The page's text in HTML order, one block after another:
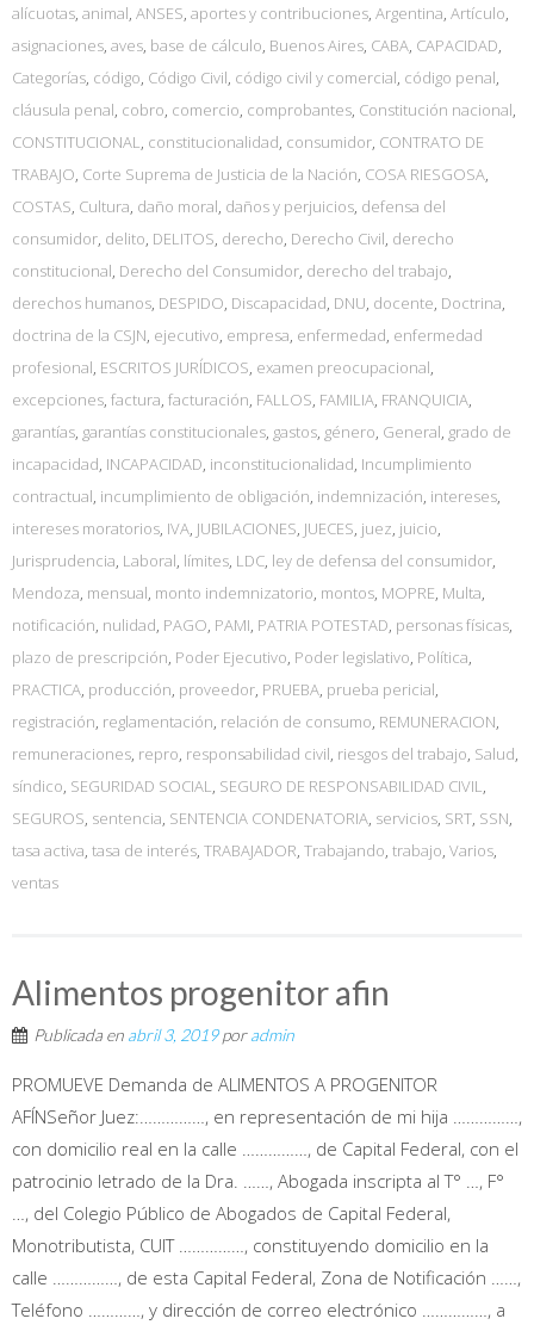
alícuotas, animal, ANSES, aportes y contribuciones, Argentina, Artículo,
asignaciones, aves, base de cálculo, Buenos Aires, CABA, CAPACIDAD,
Categorías, código, Código Civil, código civil y comercial, código penal,
cláusula penal, cobro, comercio, comprobantes, Constitución nacional,
CONSTITUCIONAL, constitucionalidad, consumidor, CONTRATO DE
TRABAJO, Corte Suprema de Justicia de la Nación, COSA RIESGOSA,
COSTAS, Cultura, daño moral, daños y perjuicios, defensa del
consumidor, delito, DELITOS, derecho, Derecho Civil, derecho
constitucional, Derecho del Consumidor, derecho del trabajo,
derechos humanos, DESPIDO, Discapacidad, DNU, docente, Doctrina,
doctrina de la CSJN, ejecutivo, empresa, enfermedad, enfermedad
profesional, ESCRITOS JURÍDICOS, examen preocupacional,
excepciones, factura, facturación, FALLOS, FAMILIA, FRANQUICIA,
garantías, garantías constitucionales, gastos, género, General, grado de
incapacidad, INCAPACIDAD, inconstitucionalidad, Incumplimiento
contractual, incumplimiento de obligación, indemnización, intereses,
intereses moratorios, IVA, JUBILACIONES, JUECES, juez, juicio,
Jurisprudencia, Laboral, límites, LDC, ley de defensa del consumidor,
Mendoza, mensual, monto indemnizatorio, montos, MOPRE, Multa,
notificación, nulidad, PAGO, PAMI, PATRIA POTESTAD, personas físicas,
plazo de prescripción, Poder Ejecutivo, Poder legislativo, Política,
PRACTICA, producción, proveedor, PRUEBA, prueba pericial,
registración, reglamentación, relación de consumo, REMUNERACION,
remuneraciones, repro, responsabilidad civil, riesgos del trabajo, Salud,
síndico, SEGURIDAD SOCIAL, SEGURO DE RESPONSABILIDAD CIVIL,
SEGUROS, sentencia, SENTENCIA CONDENATORIA, servicios, SRT, SSN,
tasa activa, tasa de interés, TRABAJADOR, Trabajando, trabajo, Varios,
ventas
Alimentos progenitor afin
Publicada en abril 3, 2019poradmin
PROMUEVE Demanda de ALIMENTOS A PROGENITOR
AFÍNSeñor Juez:……………, en representación de mi hija ……………,
con domicilio real en la calle ……………, de Capital Federal, con el
patrocinio letrado de la Dra. ……, Abogada inscripta al T° …, F°
…, del Colegio Público de Abogados de Capital Federal,
Monotributista, CUIT ……………, constituyendo domicilio en la
calle ……………, de esta Capital Federal, Zona de Notificación ……,
Teléfono …………, y dirección de correo electrónico ……………, a